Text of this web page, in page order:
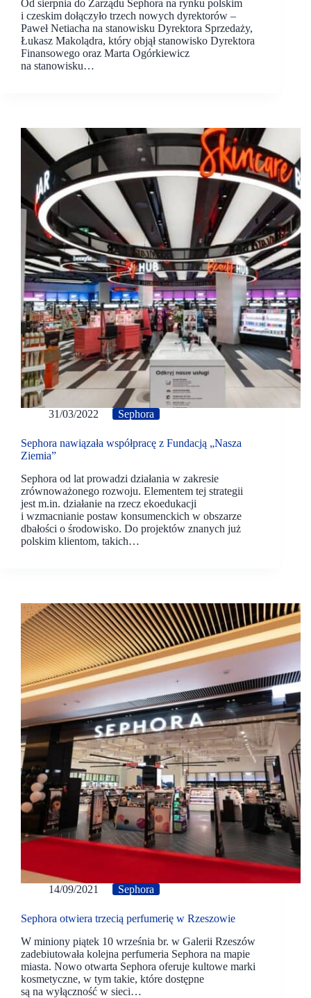
Od sierpnia do Zarządu Sephora na rynku polskim
i czeskim dołączyło trzech nowych dyrektorów –
Paweł Netiacha na stanowisku Dyrektora Sprzedaży,
Łukasz Makolądra, który objął stanowisko Dyrektora
Finansowego oraz Marta Ogórkiewicz
na stanowisku…
31/03/2022 Sephora
Sephora nawiązała współpracę z Fundacją „Nasza
Ziemia”
Sephora od lat prowadzi działania w zakresie
zrównoważonego rozwoju. Elementem tej strategii
jest m.in. działanie na rzecz ekoedukacji
i wzmacnianie postaw konsumenckich w obszarze
dbałości o środowisko. Do projektów znanych już
polskim klientom, takich…
14/09/2021 Sephora
Sephora otwiera trzecią perfumerię w Rzeszowie
W miniony piątek 10 września br. w Galerii Rzeszów
zadebiutowała kolejna perfumeria Sephora na mapie
miasta. Nowo otwarta Sephora oferuje kultowe marki
kosmetyczne, w tym takie, które dostępne
są na wyłączność w sieci…